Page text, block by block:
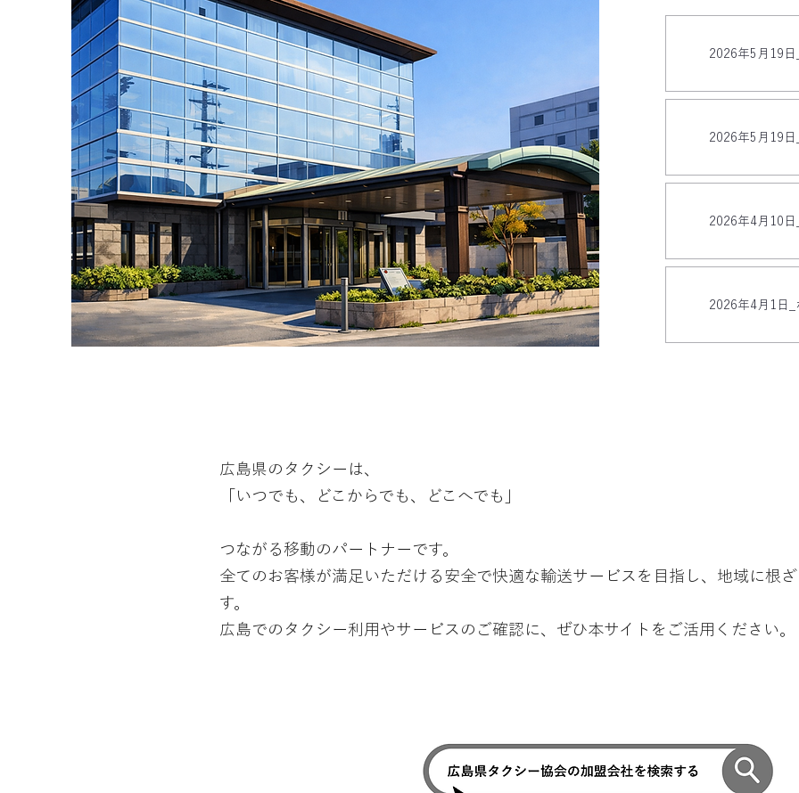
2026年5月19
2026年5月19
2026年4月10日
2026年4月1日_
広島県のタクシーは、
「いつでも、どこからでも、どこへでも」
つながる移動のパートナーです。
全てのお客様が満足いただける安全で快適な輸送サービスを目指し、地域に根
す。
広島でのタクシー利用やサービスのご確認に、 ぜひ本サイトをご活用ください。